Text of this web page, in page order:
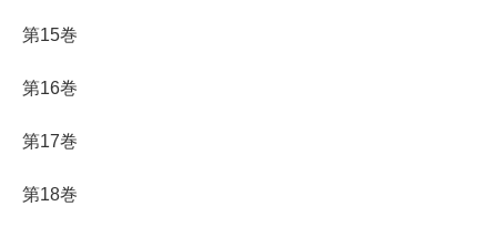
第15巻
第16巻
第17巻
第18巻